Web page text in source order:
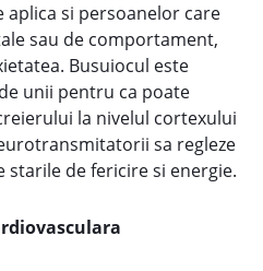
aplica si persoanelor care
sau de comportament,
Busuiocul este
unii pentru ca poate
la nivelul cortexului
sa regleze
de fericire si energie.